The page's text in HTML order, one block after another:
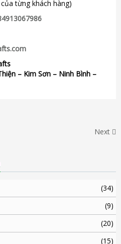
từng khách hàng)
– Kim Sơn – Ninh Bình –
Next
(34)
(9)
(20)
(15)